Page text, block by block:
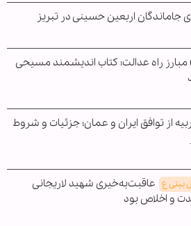
جاماندگان اربعین حسینی در تبریز
راه عدالت؛ کتاب اندیشمند مسیحی
از توافق ایران و عمان؛ جزئیات و شروط
بیتی ع عاقبت‌به‌خیری شهید لاریجانی
و اخلاص بود